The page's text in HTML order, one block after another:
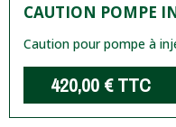
CAUTION POMPE
Caution pour pompe à
420,00 €TTC